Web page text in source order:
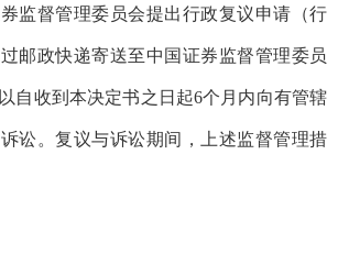
监督管理委员会提出行政复议申请 （行
邮政快递寄送至中国证券监督管理委员
自收到本决定书之日起6个月内向有管辖
讼。复议与诉讼期间，上述监督管理措